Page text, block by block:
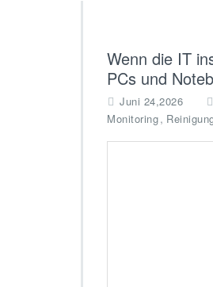
Wenn die IT
PCs und
Juni 24,2026
Monitoring,